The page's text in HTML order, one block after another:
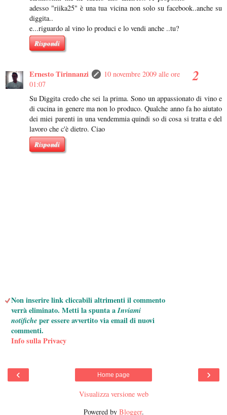
adesso "riika25" è una tua vicina non solo su facebook..anche su
diggita..
e...riguardo al vino lo produci e lo vendi anche ..tu?
Rispondi
Ernesto Tirinnanzi
10 novembre 2009 alle ore
01:07
Su Diggita credo che sei la prima. Sono un appassionato di vino e
di cucina in genere ma non lo produco. Qualche anno fa ho aiutato
dei miei parenti in una vendemmia quindi so di cosa si tratta e del
lavoro che c'è dietro. Ciao
Rispondi
Non inserire link cliccabili altrimenti il commento
verrà eliminato. Metti la spunta aInviami
notificheper essere avvertito via email di nuovi
commenti.
Info sulla Privacy
‹ ›
Home page
Visualizza versione web
Powered by Blogger.